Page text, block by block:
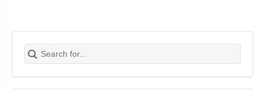
Search for:
Buscar